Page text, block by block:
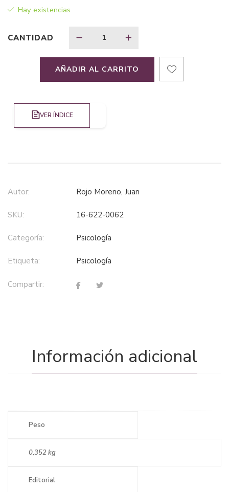
Hay existencias
CANTIDAD
AÑADIR AL CARRITO
VER ÍNDICE
Autor: Rojo Moreno, Juan
SKU: 16-622-0062
Categoría: psicología
Etiqueta: psicología
Compartir:
Información adicional
Peso
0,352 kg
Editorial